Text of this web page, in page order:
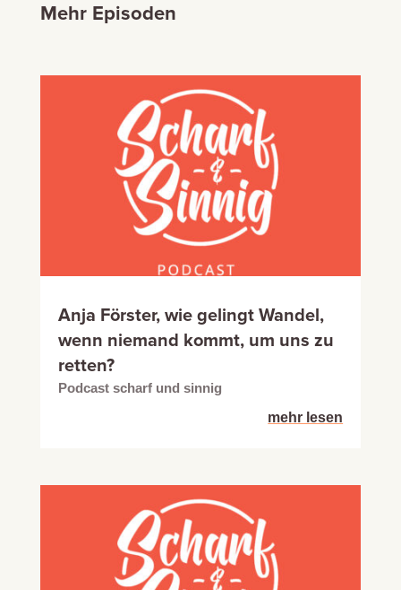
Mehr Episoden
Anja Förster, wie gelingt Wandel,
wenn niemand kommt, um uns zu
retten?
Podcast scharf und sinnig
mehr lesen